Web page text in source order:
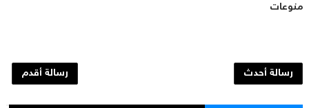
منوعات
رسالة أحدث رسالة أقدم